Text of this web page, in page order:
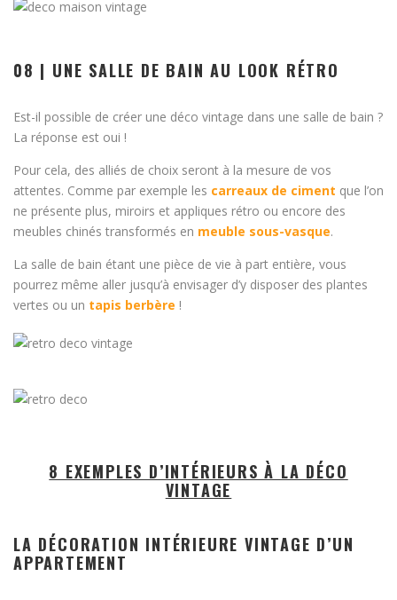
08 | UNE SALLE DE BAIN AU LOOK RÉTRO
Est-il possible de créer une déco vintage dans une salle de bain ?
La réponse est oui !
Pour cela, des alliés de choix seront à la mesure de vos
attentes. Comme par exemple les carreaux de ciment que l’on
ne présente plus, miroirs et appliques rétro ou encore des
meubles chinés transformés en meuble sous-vasque.
La salle de bain étant une pièce de vie à part entière, vous
pourrez même aller jusqu’à envisager d’y disposer des plantes
vertes ou un tapis berbère !
8 EXEMPLES D’INTÉRIEURS À LA DÉCO
VINTAGE
LA DÉCORATION INTÉRIEURE VINTAGE D’UN
APPARTEMENT